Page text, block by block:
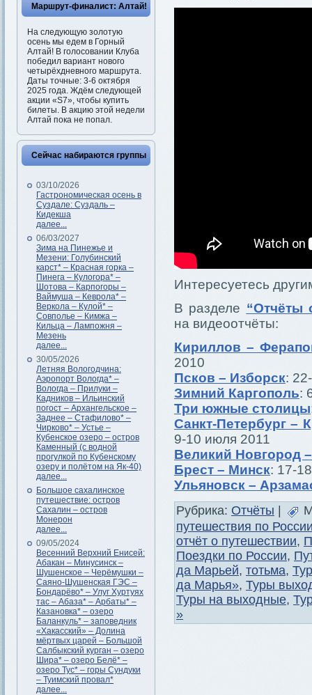
Маршрут-финалист: Алтай!
На следующую золотую
осень мы едем в Горный
Алтай! В голосовании Клуба
победил вариант нового
четырёхдневного маршрута.
Даты точные: 3-6 октября
2025 года. Ждём следующей
акции «S7», чтобы купить
билеты. В акцию этой недели
Алтай пока не попал.
Сейчас набираются группы
03/10/2026
Гастрономическая осень в
Суздале: Суздаль –
Кидекша
далее...
06/03/2027
Зима на Пинежье и
Мезени: Голубинский
карст* – Красная горка –
Пинега – Кулогора* –
Шотова – Карпогоры –
Ваймуша – Кеврола* –
Веркола – Кулой* –
Совполье – Кимжа –
Кильца – Лампожня –
Мезень
далее...
30/05/2026
Летняя Вологодчина:
Аэропорт Вологда* –
Вологда – Прилуки –
Кадников – Ильинский
погост – Архангельское –
Заднее – Стафилово* –
Чирково* – Устье –
Кубенское озеро – остров
Каменный (с водной
прогулкой по Кубенскому
озеру и полётом на Як-40)
далее...
Большое сахалинское
путешествие: остров
Сахалин – остров
Монерон
далее...
09/05/2024
Весенний Верхний Енисей:
Абакан – Минусинск –
Шушенское – Черёмушки –
Саяно-Шушенская ГЭС –
Бондарёво* – Улуг Хуртуях
тас – Абаза* – Арбаты* –
Казановка* – озеро
Баланкуль* – заповедник
«Хакасский» – Долина
мёртвых царей – Большой
Салбыкский курган – озеро
Шира* – озеро Белё* –
озеро Тус* – горы Сундуки
– Туимский провал*
далее...
Интересуетесь
В разделе “Отчёты
на видеоотчёты:
Кириллов –
2010
Псков – Изборск:
Зимний Каргополь:
Три южные столицы
Санкт-Петербург –
9-10 июля 2011
Великий Новгород
Брест – Минск: 17-
Ульяновск –
Рубрика: Отчёты
путешествия по
отчёт о путешествии,
Поездки по России,
да Марьей, тотьма,
да Марья», Туры
Туры на выходные,
»